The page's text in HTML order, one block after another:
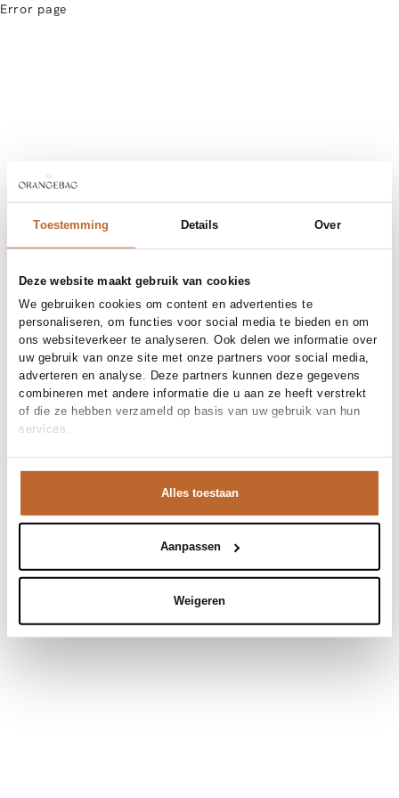
Toestemming Details Over
Deze website maakt gebruik van cookies
We gebruiken cookies om content en advertenties te
personaliseren, om functies voor social media te bieden en om
ons websiteverkeer te analyseren. Ook delen we informatie over
uw gebruik van onze site met onze partners voor social media,
adverteren en analyse. Deze partners kunnen deze gegevens
combineren met andere informatie die u aan ze heeft verstrekt
of die ze hebben verzameld op basis van uw gebruik van hun
services.
Alles toestaan
Aanpassen
Weigeren
Error page